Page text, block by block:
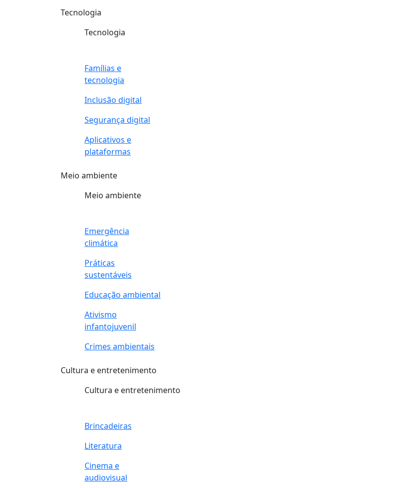
Tecnologia
Tecnologia
Famílias e
tecnologia
Inclusão digital
Segurança digital
Aplicativos e
plataformas
Meio ambiente
Meio ambiente
Emergência
climática
Práticas
sustentáveis
Educação ambiental
Ativismo
infantojuvenil
Crimes ambientais
Cultura e entretenimento
Cultura e entretenimento
Brincadeiras
Literatura
Cinema e
audiovisual